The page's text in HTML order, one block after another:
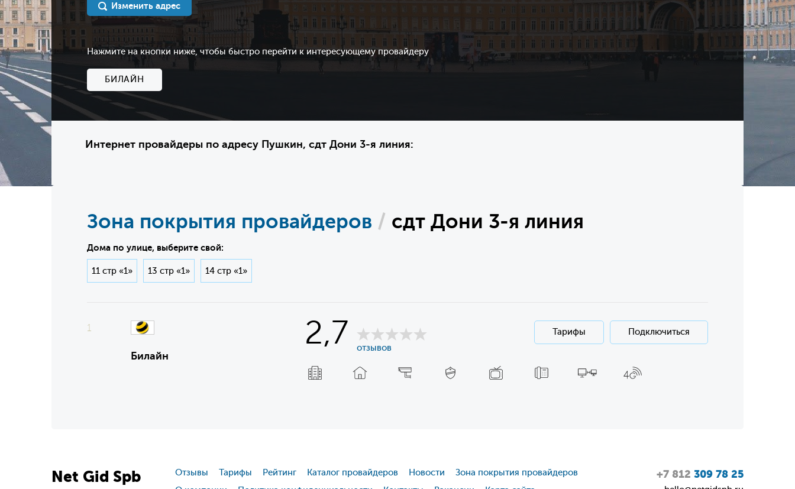
Изменить адрес
Нажмите на кнопки ниже, чтобы быстро перейти к интересующему провайдеру
БИЛАЙН
Интернет провайдеры по адресу Пушкин, сдт Дони 3-я линия:
Зона покрытия провайдеров / сдт Дони 3-я линия
Дома по улице, выберите свой:
11 стр «1» 13 стр «1» 14 стр «1»
1
Билайн
2,7 отзывов
Тарифы Подключиться
Net Gid Spb +7 812 309 78 25
Отзывы Тарифы Рейтинг Каталог провайдеров Новости
Зона покрытия провайдеров